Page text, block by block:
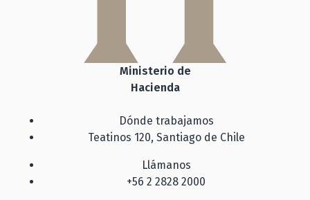
Ministerio de
Hacienda
Dónde trabajamos
Teatinos 120, Santiago de Chile
Llámanos
+56 2 2828 2000